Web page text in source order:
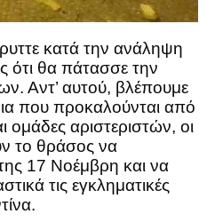
κατά την ανάληψη
ότι θα πάτασσε την
Αντ’ αυτού, βλέπουμε
που προκαλούνται από
αριστεριστών, οι
το θράσος να
17 Νοέμβρη και να
τις εγκληματικές